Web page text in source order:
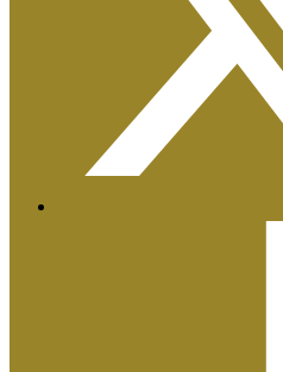
Certificaciones ISO